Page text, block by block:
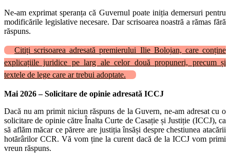
Ne-am exprimat speranța că Guvernul poate iniția demersuri pentru
modificările legislative necesare. Dar scrisoarea noastră a rămas fără
răspuns.
Citiți scrisoarea adresată premierului Ilie Bolojan, care conține
explicațiile juridice pe larg ale celor două propuneri, precum și
textele de lege care ar trebui adoptate.
Mai 2026 – Solicitare de opinie adresată ICCJ
Dacă nu am primit niciun răspuns de la Guvern, ne-am adresat cu o
solicitare de opinie către Înalta Curte de Casație și Justiție (ICCJ), ca
să aflăm măcar ce părere are justiția însăși despre chestiunea atacării
hotărârilor CCR. Vă vom ține la curent dacă de la ICCJ vom primi
vreun răspuns.